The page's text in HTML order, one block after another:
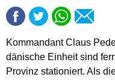
Kommandant Claus
dänische Einheit sind
Provinz stationiert. Als